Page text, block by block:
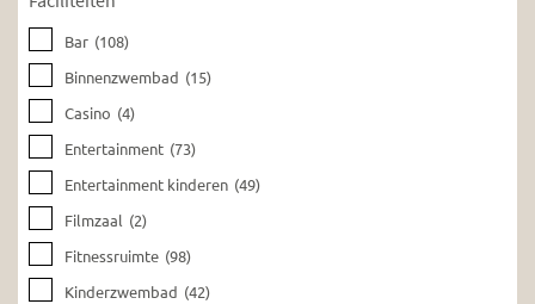
Bar (108)
Binnenzwembad (15)
Casino (4)
Entertainment (73)
Entertainment kinderen (49)
Filmzaal (2)
Fitnessruimte (98)
Kinderzwembad (42)